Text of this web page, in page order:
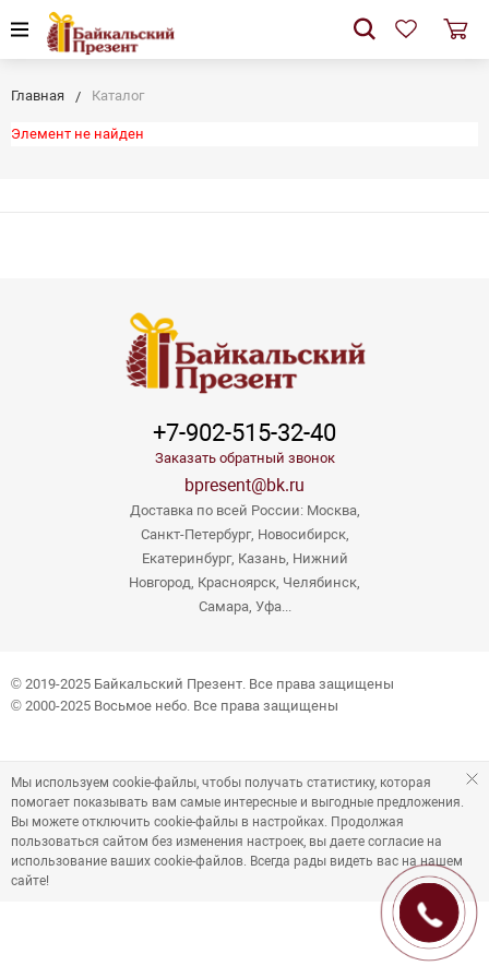
Главная Каталог
Элемент не найден
+7-902-515-32-40
Заказать обратный звонок
bpresent@bk.ru
Доставка по всей России: Москва,
Санкт-Петербург, Новосибирск,
Екатеринбург, Казань, Нижний
Новгород, Красноярск, Челябинск,
Самара, Уфа...
© 2019-2025 Байкальский Презент. Все права защищены
© 2000-2025 Восьмое небо. Все права защищены
Мы используем cookie-файлы, чтобы получать статистику, которая
помогает показывать вам самые интересные и выгодные предложения.
Вы можете отключить cookie-файлы в настройках. Продолжая
пользоваться сайтом без изменения настроек, вы даете согласие на
использование ваших cookie-файлов. Всегда рады видеть вас на нашем
сайте!